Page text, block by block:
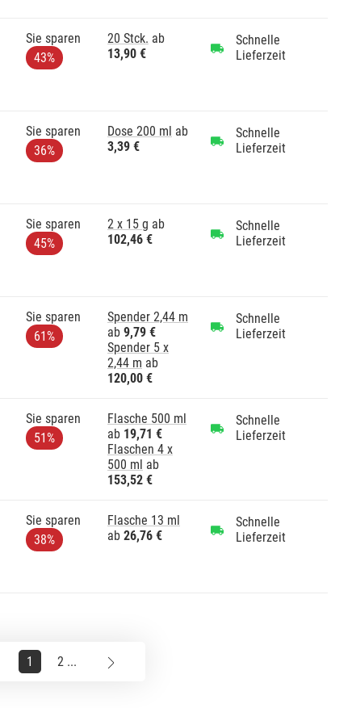
Sie sparen
43%
20 Stck. ab
13,90 €
Schnelle
Lieferzeit
Sie sparen
36%
Dose 200 ml ab
3,39 €
Schnelle
Lieferzeit
Sie sparen
45%
2 x 15 g ab
102,46 €
Schnelle
Lieferzeit
Sie sparen
61%
Spender 2,44 m
ab 9,79 €
Spender 5 x
2,44 m ab
120,00 €
Schnelle
Lieferzeit
Sie sparen
51%
Flasche 500 ml
ab 19,71 €
Flaschen 4 x
500 ml ab
153,52 €
Schnelle
Lieferzeit
Sie sparen
38%
Flasche 13 ml
ab 26,76 €
Schnelle
Lieferzeit
1 2 ...